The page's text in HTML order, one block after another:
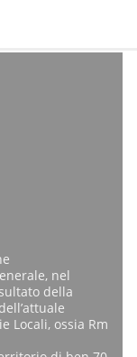
nel
della
Locali, ossia Rm